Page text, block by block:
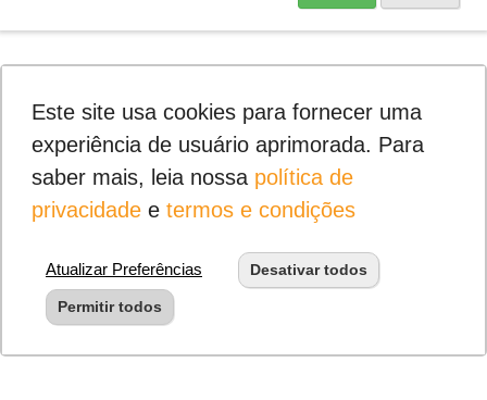
Este site usa cookies para fornecer uma
experiência de usuário aprimorada. Para
saber mais, leia nossa política de
privacidadee termos e condições
Atualizar Preferências Desativar todos
Permitir todos